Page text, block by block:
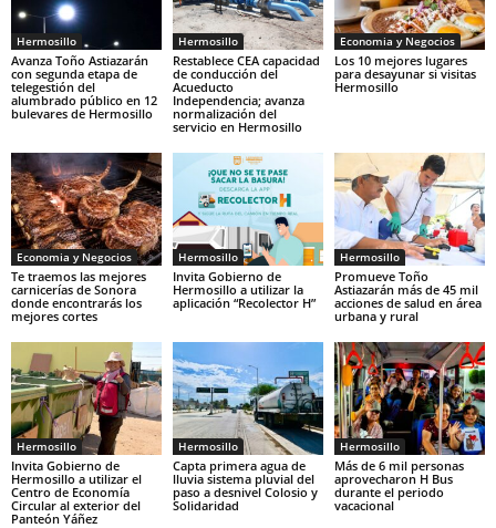
Hermosillo
Avanza Toño Astiazarán
con segunda etapa de
telegestión del
alumbrado público en 12
bulevares de Hermosillo
Hermosillo
Restablece CEA capacidad
de conducción del
Acueducto
Independencia; avanza
normalización del
servicio en Hermosillo
Economia y Negocios
Los 10 mejores lugares
para desayunar si visitas
Hermosillo
Economia y Negocios
Te traemos las mejores
carnicerías de Sonora
donde encontrarás los
mejores cortes
Hermosillo
Invita Gobierno de
Hermosillo a utilizar la
aplicación “Recolector H”
Hermosillo
Promueve Toño
Astiazarán más de 45 mil
acciones de salud en área
urbana y rural
Hermosillo
Invita Gobierno de
Hermosillo a utilizar el
Centro de Economía
Circular al exterior del
Panteón Yáñez
Hermosillo
Capta primera agua de
lluvia sistema pluvial del
paso a desnivel Colosio y
Solidaridad
Hermosillo
Más de 6 mil personas
aprovecharon H Bus
durante el periodo
vacacional